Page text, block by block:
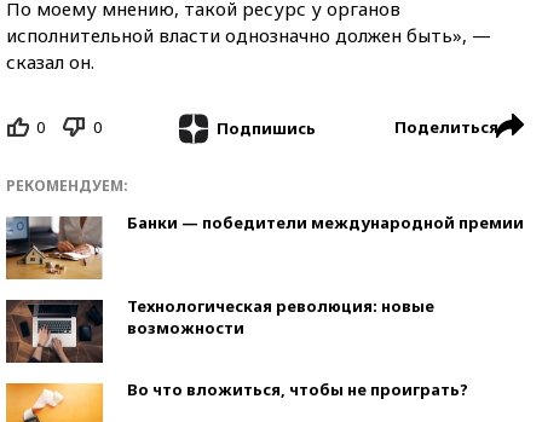
По моему мнению, такой ресурс у органов
исполнительной власти однозначно должен быть», —
сказал он.
0 0 Подпишись Поделиться
РЕКОМЕНДУЕМ:
Банки — победители международной премии
Технологическая революция: новые
возможности
Во что вложиться, чтобы не проиграть?